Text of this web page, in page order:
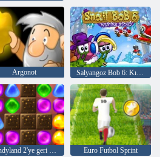
Argonot Salyangoz Bob 6: Kış Hikayesi
Candyland 2'ye geri dön Euro Futbol Sprint